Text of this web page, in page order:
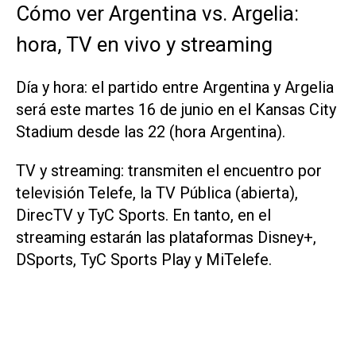
Cómo ver Argentina vs. Argelia:
hora, TV en vivo y streaming
Día y hora: el partido entre Argentina y Argelia
será este martes 16 de junio en el Kansas City
Stadium desde las 22 (hora Argentina).
TV y streaming: transmiten el encuentro por
televisión Telefe, la TV Pública (abierta),
DirecTV y TyC Sports. En tanto, en el
streaming estarán las plataformas Disney+,
DSports, TyC Sports Play y MiTelefe.